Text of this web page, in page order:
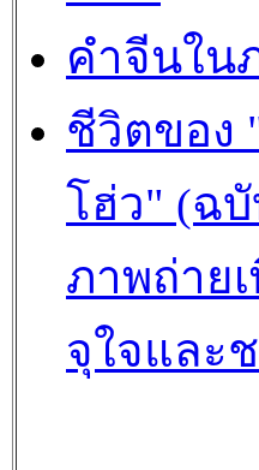
คำจีนใน
ชีวิตของ
โฮ่ว" (ฉ
ภาพถ่าย
จุใจและ